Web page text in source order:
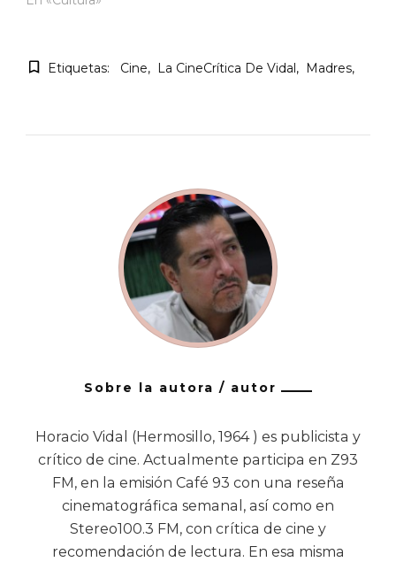
Etiquetas: Cine La CineCrítica De Vidal Madres
Sobre la autora / autor
Horacio Vidal (Hermosillo, 1964 ) es publicista y
crítico de cine. Actualmente participa en Z93
FM, en la emisión Café 93 con una reseña
cinematográfica semanal, así como en
Stereo100.3 FM, con crítica de cine y
recomendación de lectura. En esa misma